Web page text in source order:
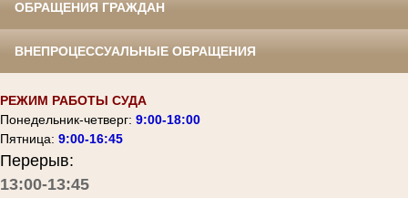
ОБРАЩЕНИЯ ГРАЖДАН
ВНЕПРОЦЕССУАЛЬНЫЕ ОБРАЩЕНИЯ
РЕЖИМ РАБОТЫ СУДА
Понедельник-четверг: 9:00-18:00
Пятница: 9:00-16:45
Перерыв:
13:00-13:45